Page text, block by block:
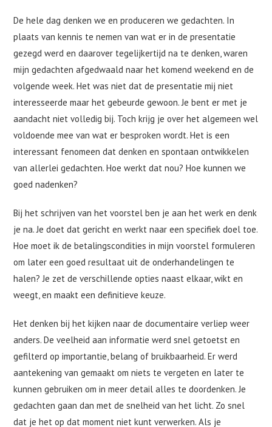
De hele dag denken we en produceren we gedachten. In
plaats van kennis te nemen van wat er in de presentatie
gezegd werd en daarover tegelijkertijd na te denken, waren
mijn gedachten afgedwaald naar het komend weekend en de
volgende week. Het was niet dat de presentatie mij niet
interesseerde maar het gebeurde gewoon. Je bent er met je
aandacht niet volledig bij. Toch krijg je over het algemeen wel
voldoende mee van wat er besproken wordt. Het is een
interessant fenomeen dat denken en spontaan ontwikkelen
van allerlei gedachten. Hoe werkt dat nou? Hoe kunnen we
goed nadenken?
Bij het schrijven van het voorstel ben je aan het werk en denk
je na. Je doet dat gericht en werkt naar een specifiek doel toe.
Hoe moet ik de betalingscondities in mijn voorstel formuleren
om later een goed resultaat uit de onderhandelingen te
halen? Je zet de verschillende opties naast elkaar, wikt en
weegt, en maakt een definitieve keuze.
Het denken bij het kijken naar de documentaire verliep weer
anders. De veelheid aan informatie werd snel getoetst en
gefilterd op importantie, belang of bruikbaarheid. Er werd
aantekening van gemaakt om niets te vergeten en later te
kunnen gebruiken om in meer detail alles te doordenken. Je
gedachten gaan dan met de snelheid van het licht. Zo snel
dat je het op dat moment niet kunt verwerken. Als je